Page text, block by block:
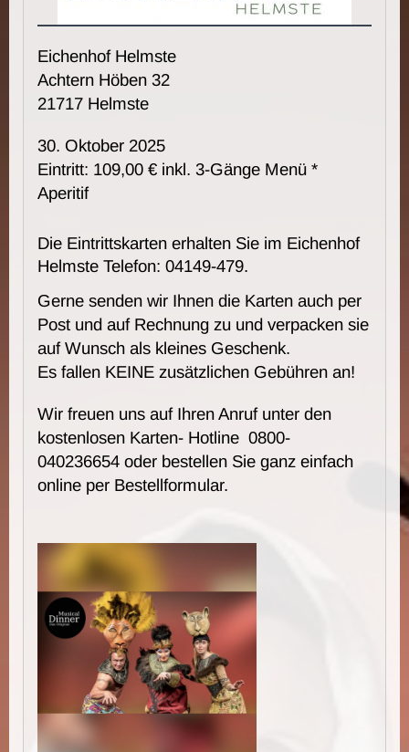
Eichenhof Helmste
Achtern Höben 32
21717 Helmste
30. Oktober 2025
Eintritt: 109,00 € inkl. 3-Gänge Menü *
Aperitif
Die Eintrittskarten erhalten Sie im Eichenhof
Helmste Telefon: 04149-479.
Gerne senden wir Ihnen die Karten auch per
Post und auf Rechnung zu und verpacken sie
auf Wunsch als kleines Geschenk.
Es fallen KEINE zusätzlichen Gebühren an!
Wir freuen uns auf Ihren Anruf unter den
kostenlosen Karten- Hotline 0800-
040236654 oder bestellen Sie ganz einfach
online per Bestellformular.